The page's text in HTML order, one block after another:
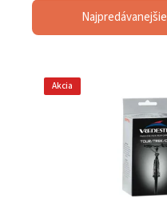
Najpredávanejšie
Akcia